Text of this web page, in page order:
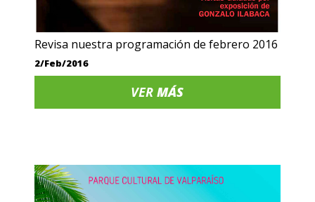
Revisa nuestra programación de febrero 2016
2/Feb/2016
VERMÁS